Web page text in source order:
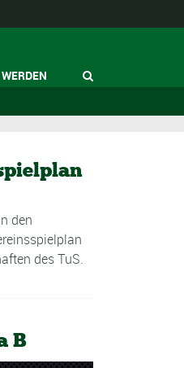
den
des TuS.
B